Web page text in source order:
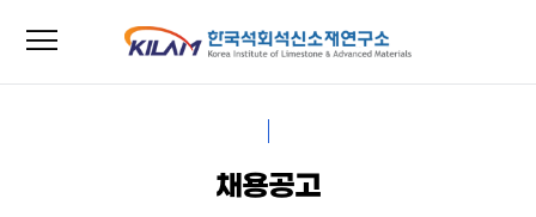
menu
채용공고